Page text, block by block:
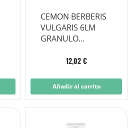
CEMON BERBERIS
VULGARIS 6LM
GRANULO
12,02 €
Añadir al carrito